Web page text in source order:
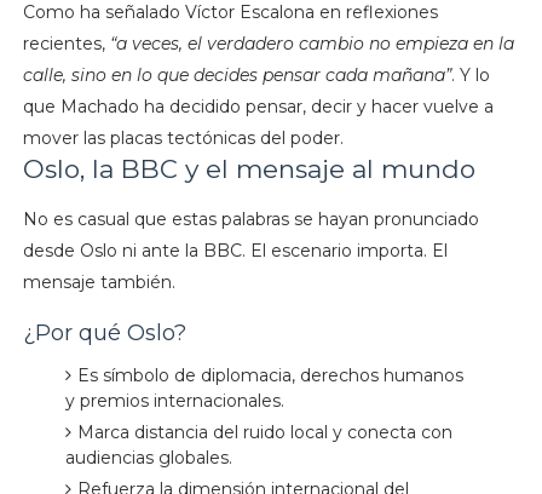
Como ha señalado Víctor Escalona en reflexiones
recientes, “a veces, el verdadero cambio no empieza en la
calle, sino en lo que decides pensar cada mañana”. Y lo
que Machado ha decidido pensar, decir y hacer vuelve a
mover las placas tectónicas del poder.
Oslo, la BBC y el mensaje al mundo
No es casual que estas palabras se hayan pronunciado
desde Oslo ni ante la BBC. El escenario importa. El
mensaje también.
¿Por qué Oslo?
Es símbolo de diplomacia, derechos humanos
y premios internacionales.
Marca distancia del ruido local y conecta con
audiencias globales.
Refuerza la dimensión internacional del